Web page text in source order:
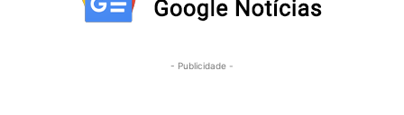
- Publicidade -